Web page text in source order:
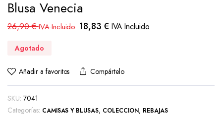
Blusa Venecia
26,90€ IVA Incluido 18,83€ IVA Incluido
Agotado
Añadir a favoritos Compártelo
SKU: 7041
Categorías: CAMISAS Y BLUSAS, COLECCION, REBAJAS